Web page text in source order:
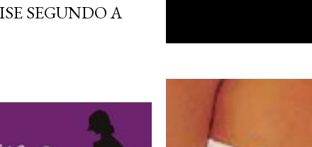
SEGUNDO A